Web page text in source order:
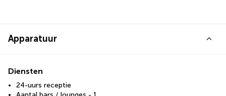
Apparatuur
Diensten
24-uurs receptie